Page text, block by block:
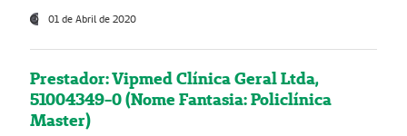
01 de Abril de 2020
Prestador: Vipmed Clínica Geral Ltda,
51004349-0 (Nome Fantasia: Policlínica
Master)